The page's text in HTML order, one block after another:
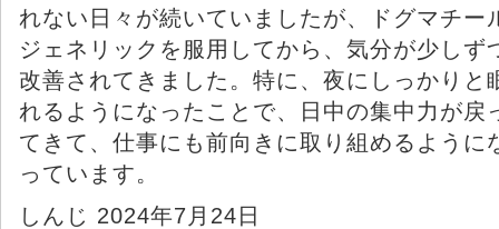
れない日々が続いていましたが、ドグマチー
ジェネリックを服用してから、気分が少しず
改善されてきました。特に、夜にしっかりと
れるようになったことで、日中の集中力が戻
てきて、仕事にも前向きに取り組めるように
っています。
しんじ 2024年7月24日